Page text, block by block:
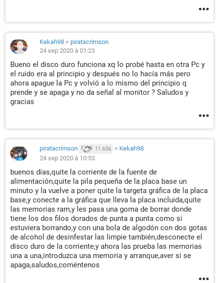
Kekah98 > piratacrimson
24 sep 2020 à 01:23
Bueno el disco duro funciona xq lo probé hasta en otra Pc y
el ruido era al principio y después no lo hacía más pero
ahora apague la Pc y volvió a lo mismo del principio q
prende y se apaga y no da señal al monitor ? Saludos y
gracias
piratacrimson 11.636 > Kekah98
24 sep 2020 à 10:53
buenos días,quite la corriente de la fuente de
alimentación,quite la pila pequeña de la placa base un
minuto y la vuelve a poner quite la targeta gráfica de la placa
base,y conecte a la gráfica que lleva la placa incluida,quite
las memorias ram,y les pasa una goma de borrar donde
tiene los dos filos dorados de punta a punta como si
estuviera borrando,y con una bola de algodón con dos gotas
de alcohol de desinfestar las limpie también,desconecte el
disco duro de la corriente,y ahora las prueba las memorias
una a una,introduzca una memoria y arranque,aver si se
apaga,saludos,coméntenos